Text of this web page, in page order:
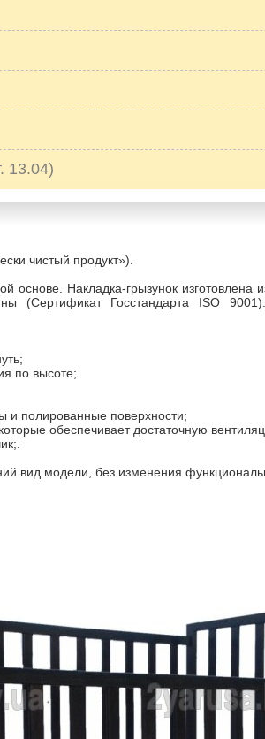
13.04)
чистый продукт»).
Накладка-грызунок изготовлена
(Сертификат Госстандарта ISO
по высоте;
и полированные поверхности;
обеспечивает достаточную
вид модели, без изменения